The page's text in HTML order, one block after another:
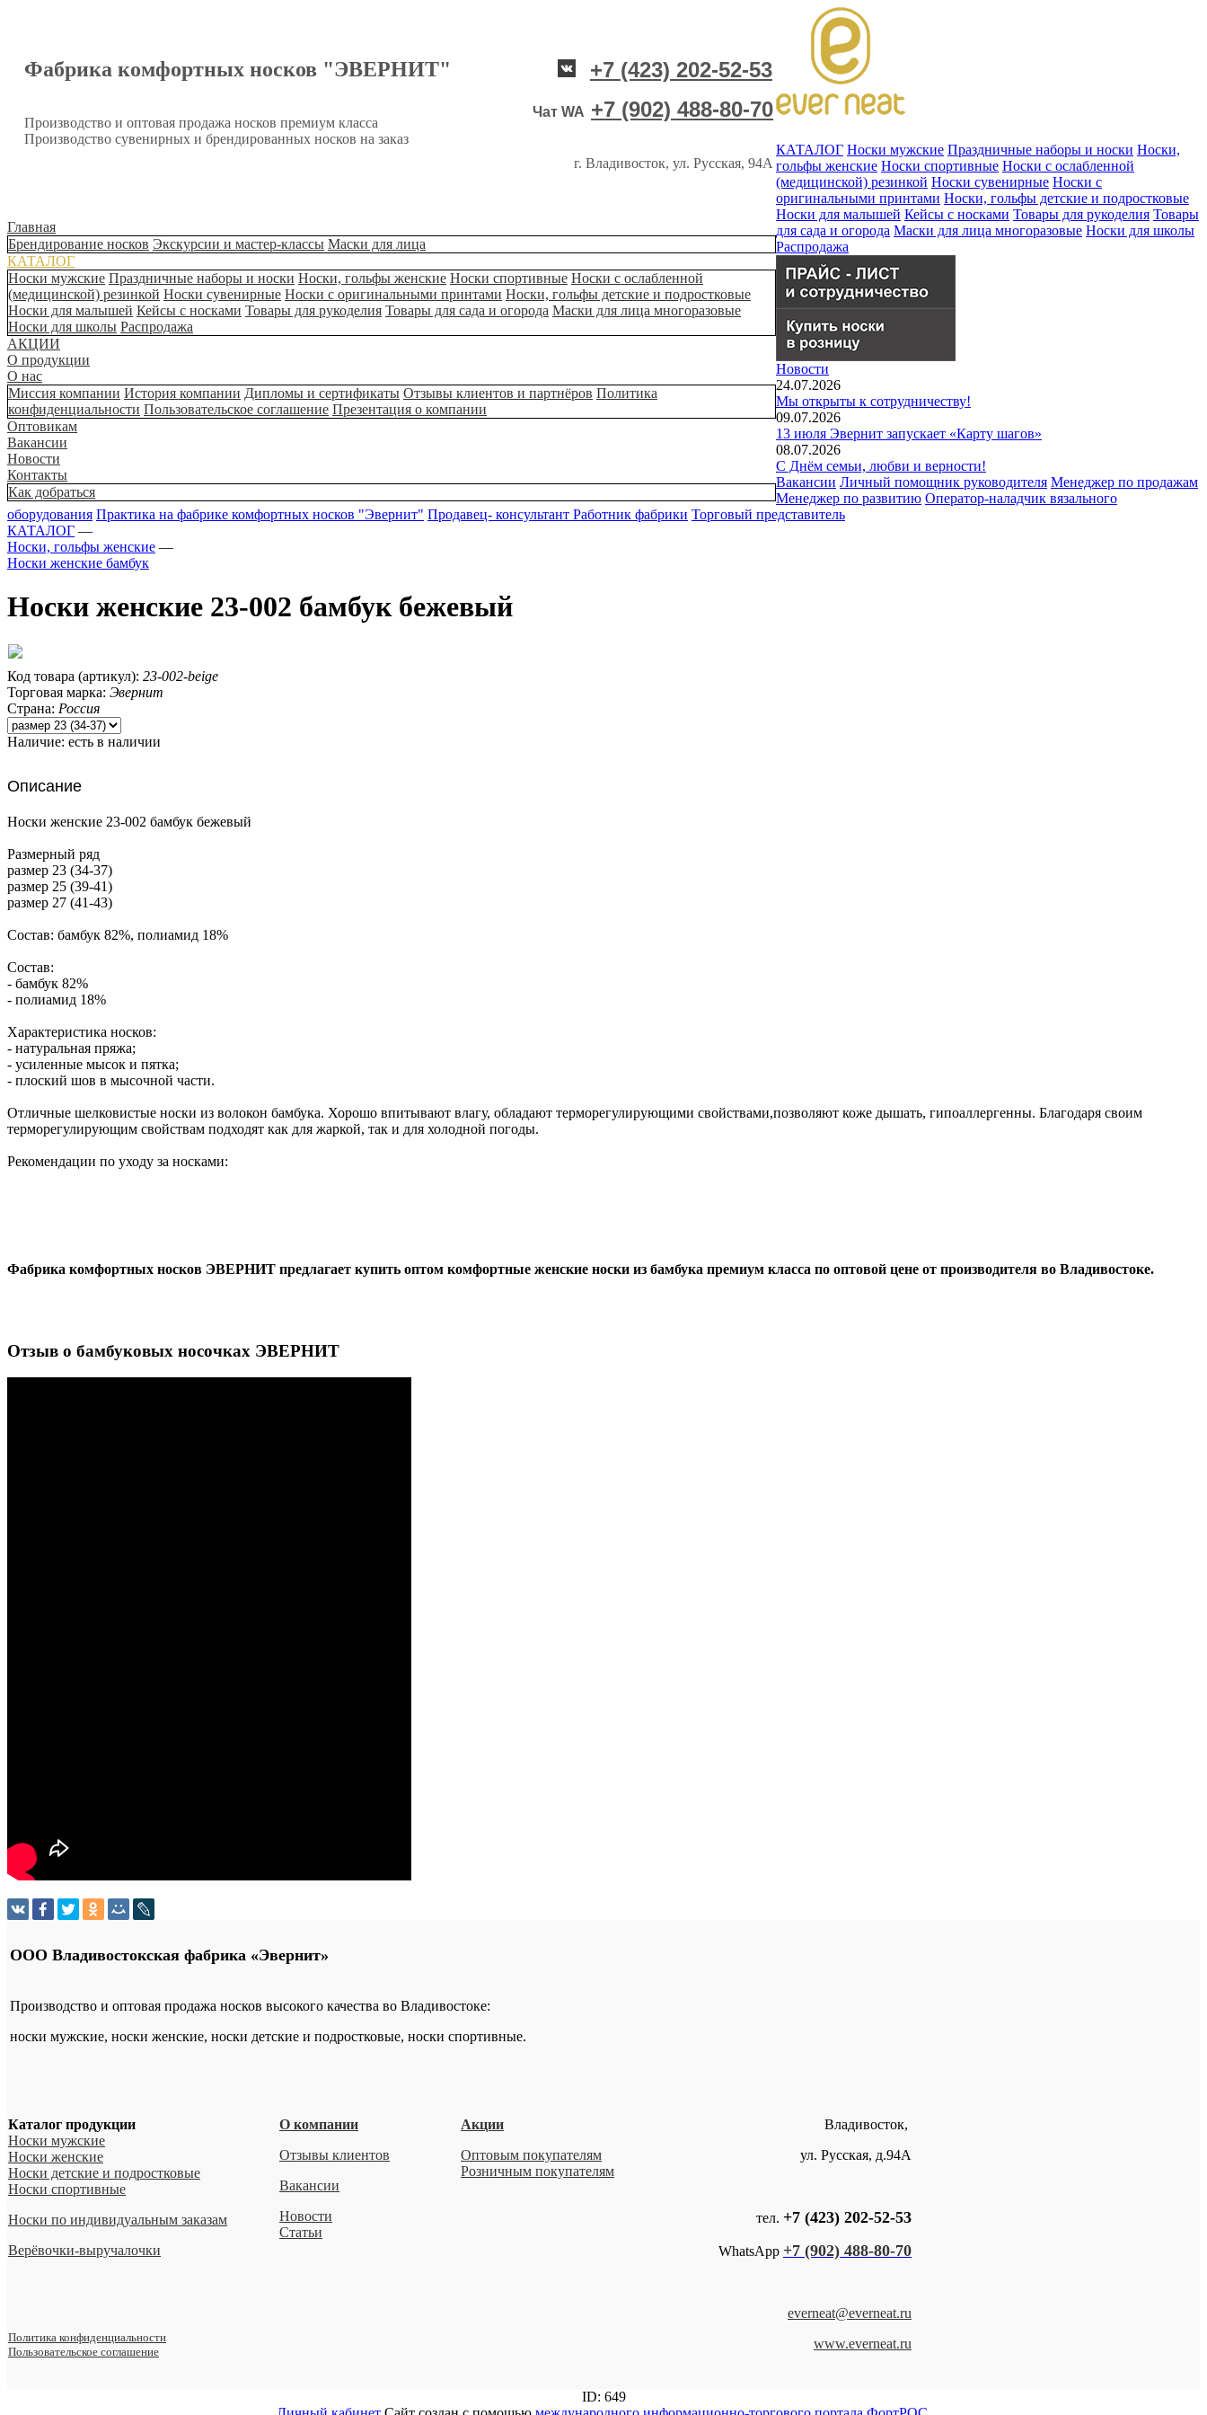
Фабрика комфортных носков "ЭВЕРНИТ"
Производство и оптовая продажа носков премиум класса
Производство сувенирных и брендированных носков на заказ
+7 (423) 202-52-53
Чат WA +7 (902) 488-80-70
г. Владивосток, ул. Русская, 94А
Главная
Брендирование носков Экскурсии и мастер-классы Маски для лица
КАТАЛОГ
Носки мужские Праздничные наборы и носки Носки, гольфы женские Носки спортивные Носки с ослабленной
(медицинской) резинкой Носки сувенирные Носки с оригинальными принтами Носки, гольфы детские и подростковые
Носки для малышей Кейсы с носками Товары для рукоделия Товары для сада и огорода Маски для лица многоразовые
Носки для школы Распродажа
АКЦИИ
О продукции
О нас
Миссия компании История компании Дипломы и сертификаты Отзывы клиентов и партнёров Политика
конфиденциальности Пользовательское соглашение Презентация о компании
Оптовикам
Вакансии
Новости
Контакты
Как добраться
КАТАЛОГ Носки мужские Праздничные наборы и носки Носки,
гольфы женские Носки спортивные Носки с ослабленной
(медицинской) резинкой Носки сувенирные Носки с
оригинальными принтами Носки, гольфы детские и подростковые
Носки для малышей Кейсы с носками Товары для рукоделия Товары
для сада и огорода Маски для лица многоразовые Носки для школы
Распродажа
Новости
24.07.2026
Мы открыты к сотрудничеству!
09.07.2026
13 июля Эвернит запускает «Карту шагов»
08.07.2026
С Днём семьи, любви и верности!
Вакансии Личный помощник руководителя Менеджер по продажам
Менеджер по развитию Оператор-наладчик вязального
оборудования Практика на фабрике комфортных носков "Эвернит" Продавец- консультант Работник фабрики Торговый представитель
КАТАЛОГ —
Носки, гольфы женские —
Носки женские бамбук
Носки женские 23-002 бамбук бежевый
Код товара (артикул): 23-002-beige
Торговая марка: Эвернит
Страна: Россия
Наличие: есть в наличии
Описание
Носки женские 23-002 бамбук бежевый
Размерный ряд
размер 23 (34-37)
размер 25 (39-41)
размер 27 (41-43)
Состав: бамбук 82%, полиамид 18%
Состав:
- бамбук 82%
- полиамид 18%
Характеристика носков:
- натуральная пряжа;
- усиленные мысок и пятка;
- плоский шов в мысочной части.
Отличные шелковистые носки из волокон бамбука. Хорошо впитывают влагу, обладают терморегулирующими свойствами,позволяют коже дышать, гипоаллергенны. Благодаря своим
терморегулирующим свойствам подходят как для жаркой, так и для холодной погоды.
Рекомендации по уходу за носками:
Фабрика комфортных носков ЭВЕРНИТ предлагает купить оптом комфортные женские носки из бамбука премиум класса по оптовой цене от производителя во Владивостоке.
Отзыв о бамбуковых носочках ЭВЕРНИТ
ООО Владивостокская фабрика «Эвернит»
Производство и оптовая продажа носков высокого качества во Владивостоке:
носки мужские, носки женские, носки детские и подростковые, носки спортивные.
Каталог продукции
Носки мужские
Носки женские
Носки детские и подростковые
Носки спортивные
Носки по индивидуальным заказам
Верёвочки-выручалочки
Политика конфиденциальности
Пользовательское соглашение
О компании
Отзывы клиентов
Вакансии
Новости
Статьи
Акции
Оптовым покупателям
Розничным покупателям
Владивосток,
ул. Русская, д.94А
тел. +7 (423) 202-52-53
WhatsApp +7 (902) 488-80-70
everneat@everneat.ru
www.everneat.ru
ID: 649